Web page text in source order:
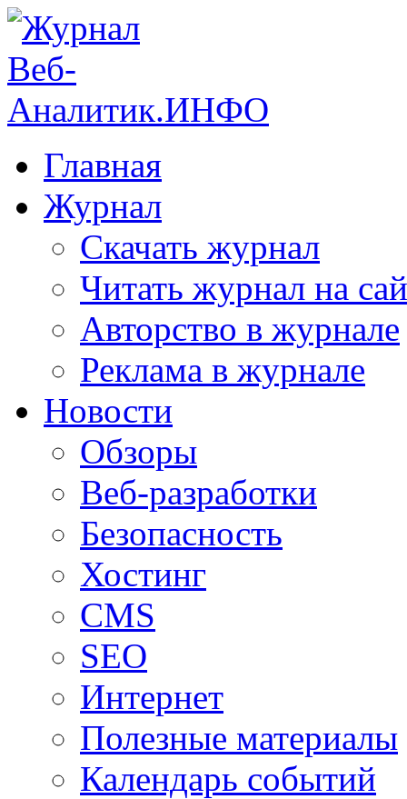
Главная
Журнал
Скачать журнал
Читать журнал на
Авторство в журнале
Реклама в журнале
Новости
Обзоры
Веб-разработки
Безопасность
Хостинг
CMS
SEO
Интернет
Полезные материалы
Календарь событий